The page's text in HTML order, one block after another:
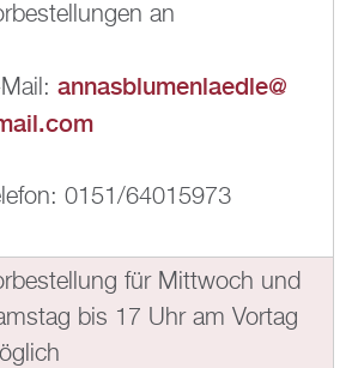
an
an­nas­blu­men­la­ed­le@​
0151/64015973
für Mitt­woch und
bis 17 Uhr am Vor­tag